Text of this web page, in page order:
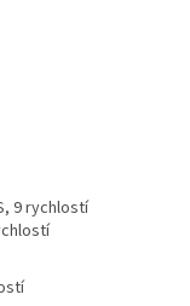
9 rychlostí